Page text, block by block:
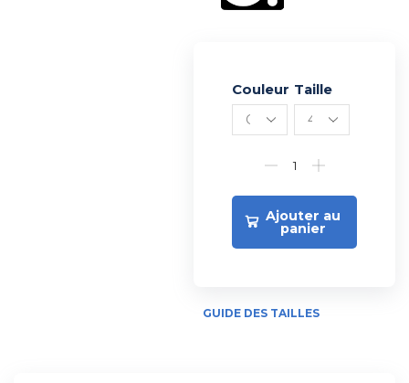
Couleur Taille
Ajouter au
panier
Alternative:
GUIDE DES TAILLES